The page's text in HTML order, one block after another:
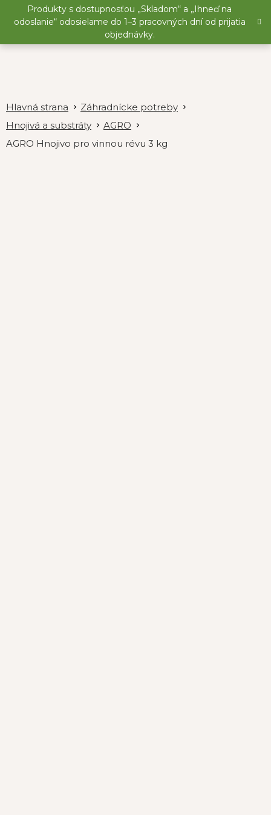
Produkty s dostupnosťou „Skladom“ a „Ihneď na
odoslanie“ odosielame do 1–3 pracovných dní od prijatia
objednávky.
Záhradnícke potreby
Hnojivá a substráty
AGRO
AGRO Hnojivo pro vinnou révu 3 kg